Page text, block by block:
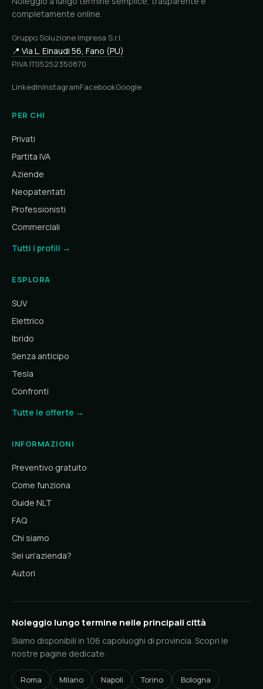
completamente online.
Gruppo Soluzione Impresa S.r.l.
📍 Via L. Einaudi 56, Fano (PU)
P.IVA IT05252350870
LinkedInInstagramFacebookGoogle
PER CHI
Privati
Partita IVA
Aziende
Neopatentati
Professionisti
Commerciali
Tutti i profili →
ESPLORA
SUV
Elettrico
Ibrido
Senza anticipo
Tesla
Confronti
Tutte le offerte →
INFORMAZIONI
Preventivo gratuito
Come funziona
Guide NLT
FAQ
Chi siamo
Sei un'azienda?
Autori
Noleggio lungo termine nelle principali città
Siamo disponibili in 106 capoluoghi di provincia. Scopri le
nostre pagine dedicate:
Roma Milano Napoli Torino Bologna